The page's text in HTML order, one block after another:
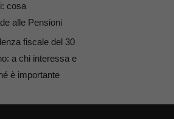
cosa
alle Pensioni
fiscale del 30
a chi interessa e
è importante